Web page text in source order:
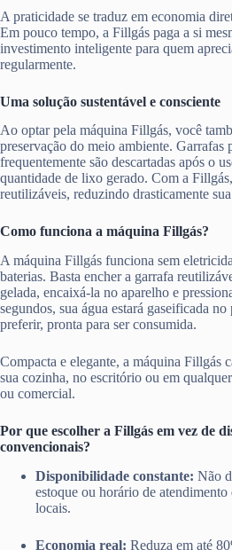
A praticidade se traduz em economia
Em pouco tempo, a Fillgás paga a si
investimento inteligente para quem
regularmente.
Uma solução sustentável e consciente
Ao optar pela máquina Fillgás, você
preservação do meio ambiente. Garrafas
frequentemente são descartadas após o
quantidade de lixo gerado. Com a
reutilizáveis, reduzindo drasticamente
Como funciona a máquina Fillgás?
A máquina Fillgás funciona sem
baterias. Basta encher a garrafa
gelada, encaixá-la no aparelho e
segundos, sua água estará gaseificada
preferir, pronta para ser consumida.
Compacta e elegante, a máquina Fillgás
sua cozinha, no escritório ou em
ou comercial.
Por que escolher a Fillgás em vez de
convencionais?
Disponibilidade constante: Não
estoque ou horário de
locais.
Economia real: Reduza em até